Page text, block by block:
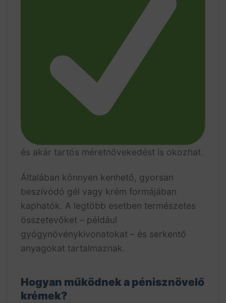
és akár tartós méretnövekedést is okozhat.
Általában könnyen kenhető, gyorsan
beszívódó gél vagy krém formájában
kaphatók. A legtöbb esetben természetes
összetevőket – például
gyógynövénykivonatokat – és serkentő
anyagokat tartalmaznak.
Hogyan működnek a pénisznövelő
krémek?